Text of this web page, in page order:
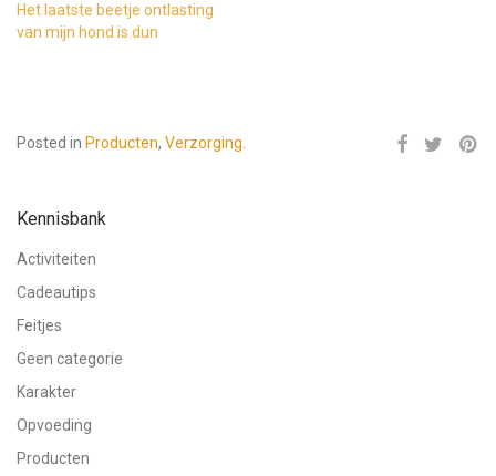
Het laatste beetje ontlasting
van mijn hond is dun
Posted in Producten, Verzorging.
Kennisbank
Activiteiten
Cadeautips
Feitjes
Geen categorie
Karakter
Opvoeding
Producten